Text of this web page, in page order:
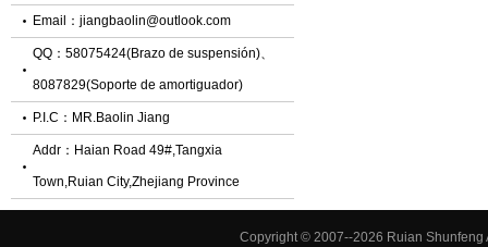
Email： jiangbaolin@outlook.com
QQ： 58075424(Brazo de suspensión)、
8087829(Soporte de amortiguador)
P.I.C： MR.Baolin Jiang
Addr： Haian Road 49#,Tangxia
Town,Ruian City,Zhejiang Province
Copyright © 2007--2026 Ruian